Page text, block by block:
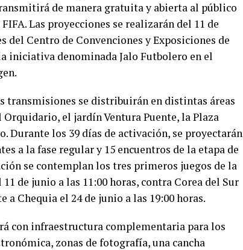
de manera gratuita y abierta al público
Las proyecciones se realizarán del 11 de
Centro de Convenciones y Exposiciones de
iniciativa denominada Jalo Futbolero en el
transmisiones se distribuirán en distintas áreas
el jardín Ventura Puente, la Plaza
Durante los 39 días de activación, se proyectarán
a la fase regular y 15 encuentros de la etapa de
se contemplan los tres primeros juegos de la
de junio a las 11:00 horas, contra Corea del Sur
a Chequia el 24 de junio a las 19:00 horas.
con infraestructura complementaria para los
zonas de fotografía, una cancha